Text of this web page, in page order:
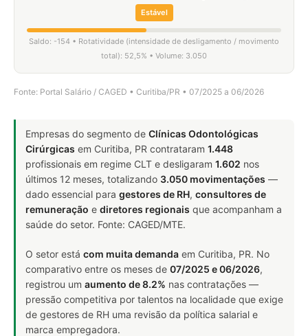
Estável
Saldo: -154 • Rotatividade (intensidade de desligamento / movimento
total): 52,5% • Volume: 3.050
Fonte: Portal Salário / CAGED • Curitiba/PR • 07/2025 a 06/2026
Empresas do segmento de Clínicas Odontológicas
Cirúrgicas em Curitiba, PR contrataram 1.448
profissionais em regime CLT e desligaram 1.602 nos
últimos 12 meses, totalizando 3.050 movimentações —
dado essencial para gestores de RH, consultores de
remuneração e diretores regionais que acompanham a
saúde do setor. Fonte: CAGED/MTE.
O setor está com muita demanda em Curitiba, PR. No
comparativo entre os meses de 07/2025 e 06/2026,
registrou um aumento de 8.2% nas contratações —
pressão competitiva por talentos na localidade que exige
de gestores de RH uma revisão da política salarial e
marca empregadora.